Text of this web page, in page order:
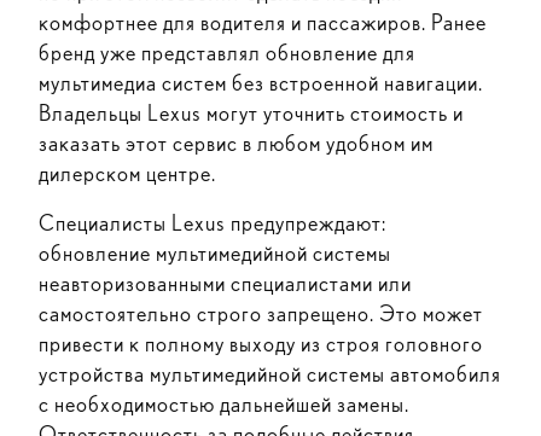
комфортнее для водителя и пассажиров. Ранее
бренд уже представлял обновление для
мультимедиа систем без встроенной навигации.
Владельцы Lexus могут уточнить стоимость и
заказать этот сервис в любом удобном им
дилерском центре.
Специалисты Lexus предупреждают:
обновление мультимедийной системы
неавторизованными специалистами или
самостоятельно строго запрещено. Это может
привести к полному выходу из строя головного
устройства мультимедийной системы автомобиля
с необходимостью дальнейшей замены.